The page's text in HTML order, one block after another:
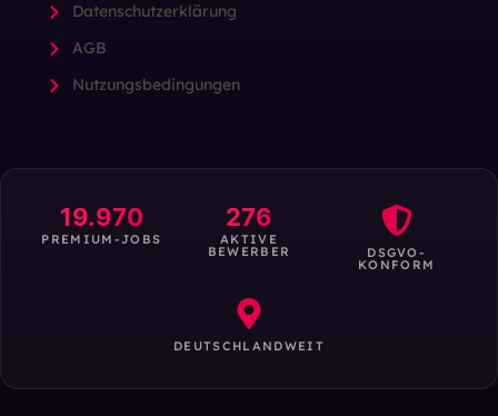
Datenschutzerklärung
AGB
Nutzungsbedingungen
19.970
PREMIUM-JOBS
276
AKTIVE
BEWERBER DSGVO-
KONFORM
DEUTSCHLANDWEIT